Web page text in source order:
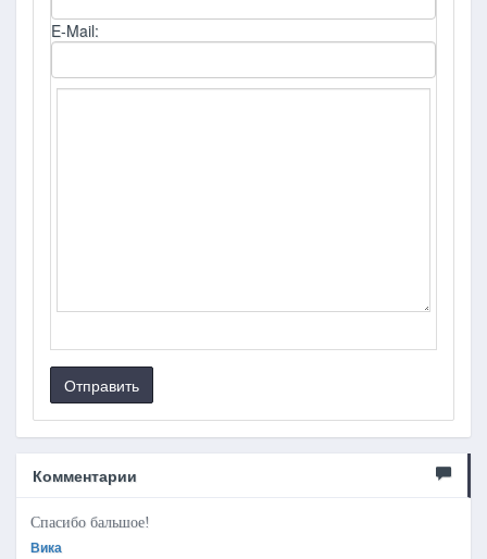
E-Mail:
Отправить
Комментарии
Спасибо бальшое!
Вика